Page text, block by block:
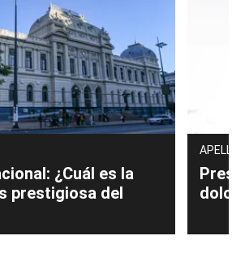
¿Cuál es la
prestigiosa del